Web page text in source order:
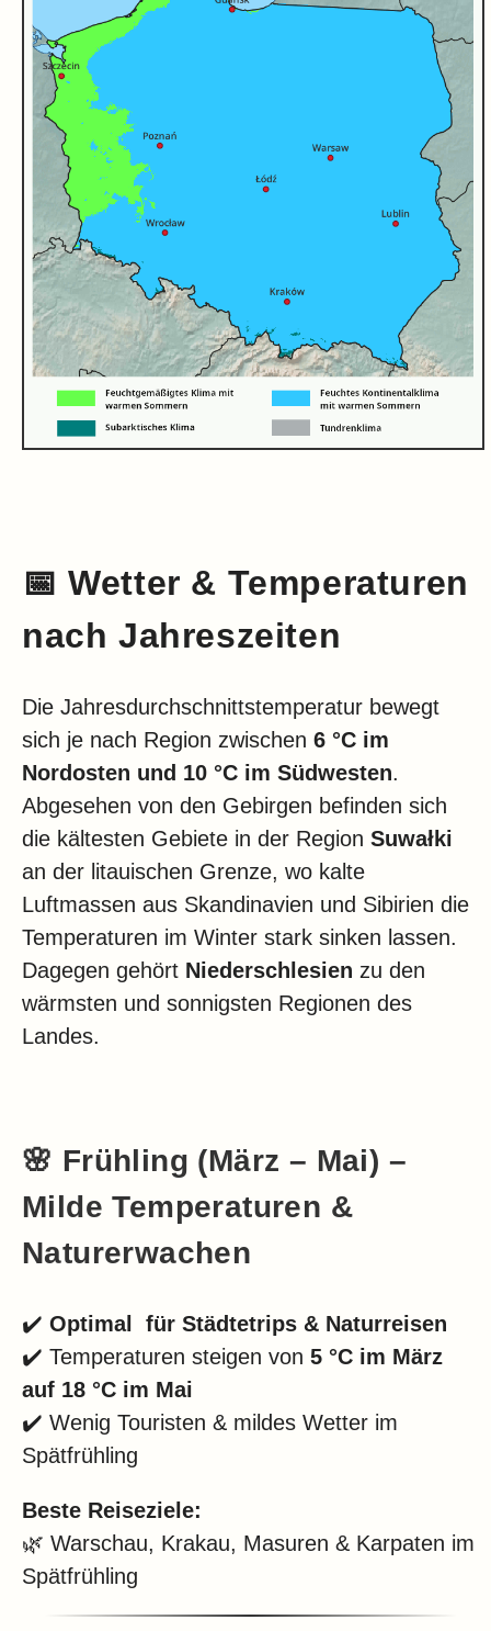
📅Wetter & Temperaturen
nach Jahreszeiten
Die Jahresdurchschnittstemperatur bewegt
sich je nach Region zwischen 6 °C im
Nordosten und 10 °C im Südwesten.
Abgesehen von den Gebirgen befinden sich
die kältesten Gebiete in der Region Suwałki
an der litauischen Grenze, wo kalte
Luftmassen aus Skandinavien und Sibirien die
Temperaturen im Winter stark sinken lassen.
Dagegen gehört Niederschlesien zu den
wärmsten und sonnigsten Regionen des
Landes.
🌸 Frühling (März – Mai) –
Milde Temperaturen &
Naturerwachen
✔️ Optimal für Städtetrips & Naturreisen
✔️ Temperaturen steigen von 5 °C im März
auf 18 °C im Mai
✔️ Wenig Touristen & mildes Wetter im
Spätfrühling
Beste Reiseziele:
🌿 Warschau, Krakau, Masuren & Karpaten im
Spätfrühling